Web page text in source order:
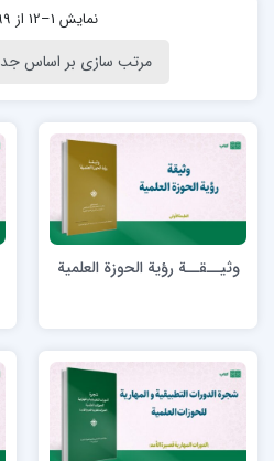
نمایش 1–12 از 99 نتیجه
وثيــقــة رؤية الحوزة العلمية